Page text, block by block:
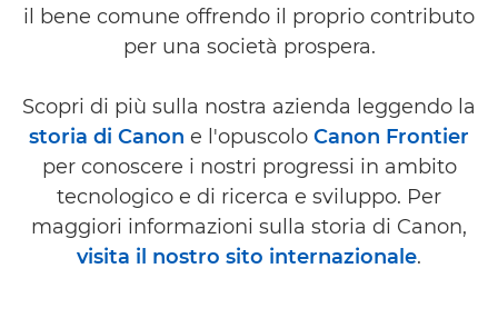
il bene comune offrendo il proprio contributo
per una società prospera.
Scopri di più sulla nostra azienda leggendo la
storia di Canon e l'opuscolo Canon Frontier
per conoscere i nostri progressi in ambito
tecnologico e di ricerca e sviluppo. Per
maggiori informazioni sulla storia di Canon,
visita il nostro sito internazionale.